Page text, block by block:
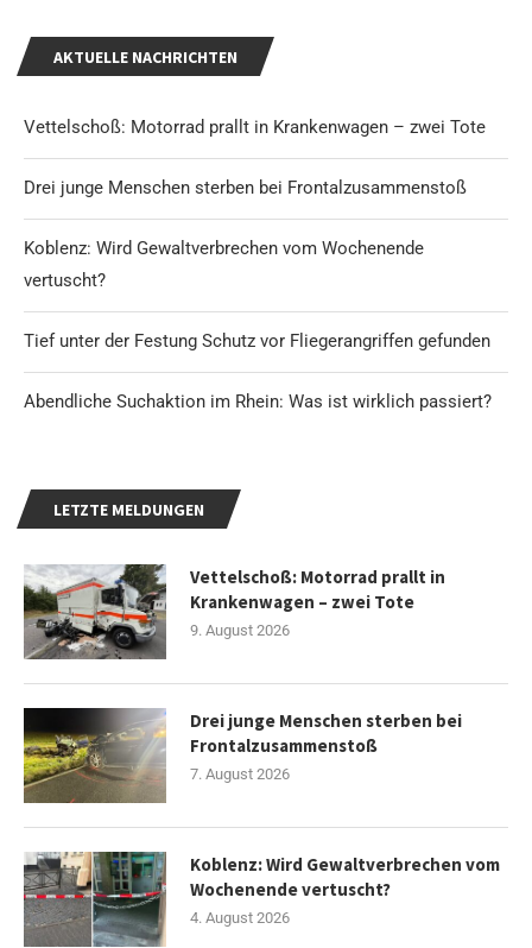
AKTUELLE NACHRICHTEN
Vettelschoß: Motorrad prallt in Krankenwagen – zwei Tote
Drei junge Menschen sterben bei Frontalzusammenstoß
Koblenz: Wird Gewaltverbrechen vom Wochenende
vertuscht?
Tief unter der Festung Schutz vor Fliegerangriffen gefunden
Abendliche Suchaktion im Rhein: Was ist wirklich passiert?
LETZTE MELDUNGEN
Vettelschoß: Motorrad prallt in
Krankenwagen – zwei Tote
9. August 2026
Drei junge Menschen sterben bei
Frontalzusammenstoß
7. August 2026
Koblenz: Wird Gewaltverbrechen vom
Wochenende vertuscht?
4. August 2026